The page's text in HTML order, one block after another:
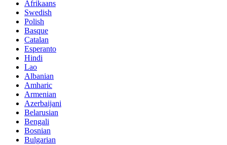
Afrikaans
Swedish
Polish
Basque
Catalan
Esperanto
Hindi
Lao
Albanian
Amharic
Armenian
Azerbaijani
Belarusian
Bengali
Bosnian
Bulgarian